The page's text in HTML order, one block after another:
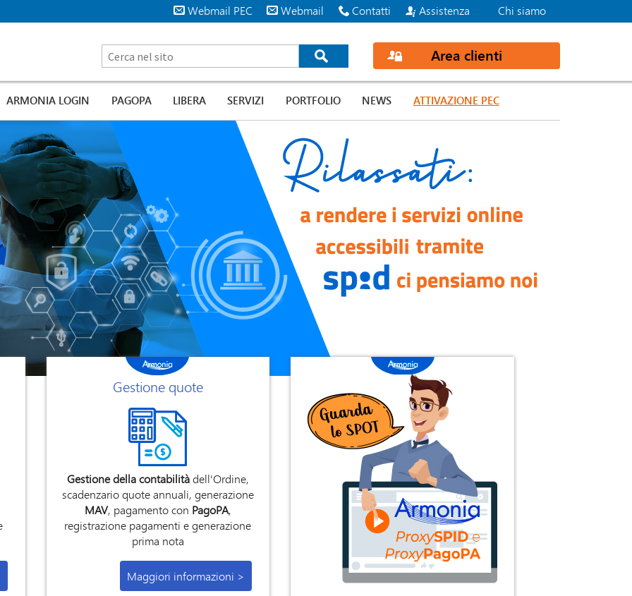
Webmail PEC Webmail Contatti Assistenza Chi siamo
Area clienti
Registrati
Recupera i dati
ARMONIA LOGIN PAGOPA LIBERA SERVIZI PORTFOLIO NEWS ATTIVAZIONE PEC
Gestione quote
Gestione della contabilitàdell'Ordine,
scadenzario quote annuali, generazione
MAV, pagamento con PagoPA,
registrazione pagamenti e generazione
prima nota
Maggiori informazioni >